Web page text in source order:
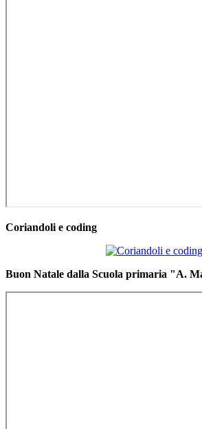
Coriandoli e coding
Buon Natale dalla Scuola primaria "A.